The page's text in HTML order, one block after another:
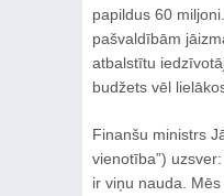
papildus 60
pašvaldībām
atbalstītu
budžets vēl
Finanšu ministrs
vienotība”)
ir viņu nauda.